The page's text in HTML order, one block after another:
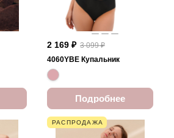
2 169 ₽ 3 099 ₽
4060YBE Купальник
Подробнее
РАСПРОДАЖА